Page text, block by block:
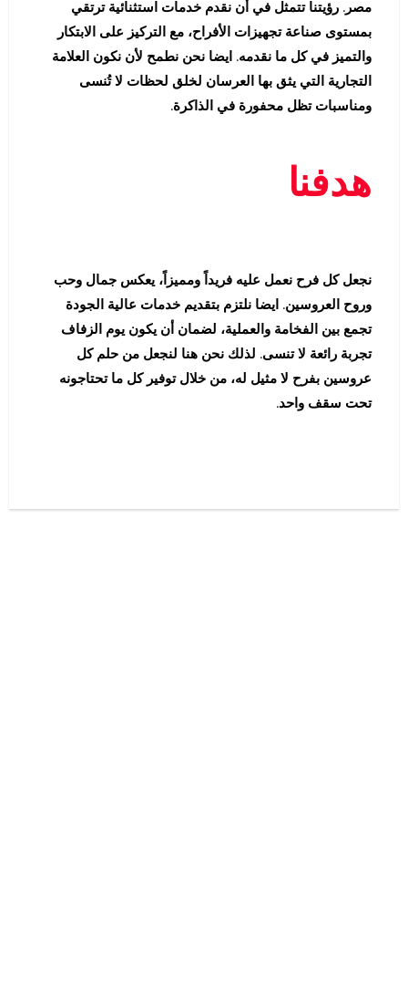
مصر. رؤيتنا تتمثل في أن نقدم خدمات استثنائية ترتقي
بمستوى صناعة تجهيزات الأفراح، مع التركيز على الابتكار
والتميز في كل ما نقدمه. ايضا نحن نطمح لأن نكون العلامة
التجارية التي يثق بها العرسان لخلق لحظات لا تُنسى
ومناسبات تظل محفورة في الذاكرة.
هدفنا
نجعل كل فرح نعمل عليه فريداً ومميزاً، يعكس جمال وحب
وروح العروسين. ايضا نلتزم بتقديم خدمات عالية الجودة
تجمع بين الفخامة والعملية، لضمان أن يكون يوم الزفاف
تجربة رائعة لا تنسى. لذلك نحن هنا لنجعل من حلم كل
عروسين بفرح لا مثيل له، من خلال توفير كل ما تحتاجونه
تحت سقف واحد.